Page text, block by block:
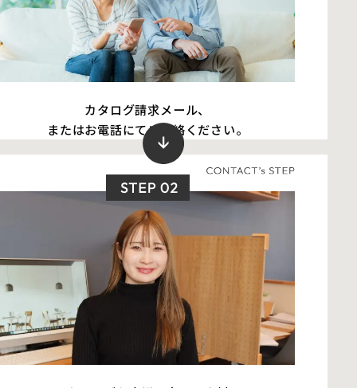
カタログ請求メール、
またはお電話にてご連絡ください。